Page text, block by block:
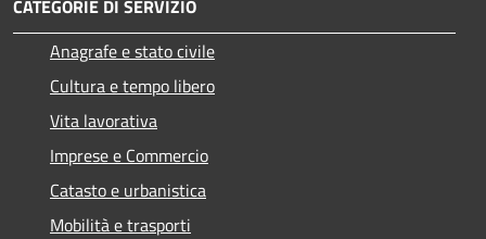
CATEGORIE DI SERVIZIO
Anagrafe e stato civile
Cultura e tempo libero
Vita lavorativa
Imprese e Commercio
Catasto e urbanistica
Mobilità e trasporti